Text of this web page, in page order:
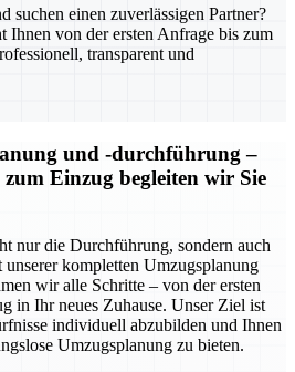
suchen einen zuverlässigen Partner?
Ihnen von der ersten Anfrage bis zum
transparent und
und -durchführung –
Einzug begleiten wir Sie
nur die Durchführung, sondern auch
kompletten Umzugsplanung
wir alle Schritte – von der ersten
in Ihr neues Zuhause. Unser Ziel ist
individuell abzubilden und Ihnen
Umzugsplanung zu bieten.